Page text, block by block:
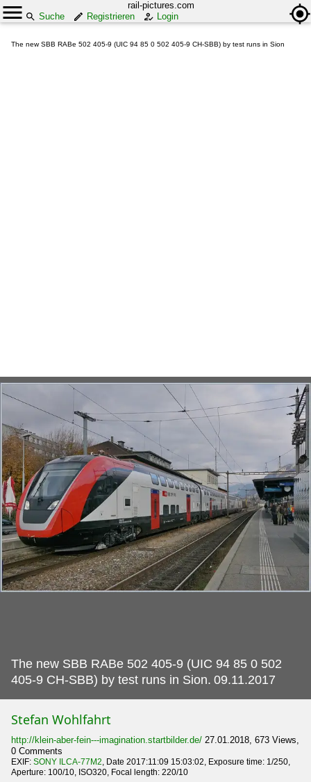
rail-pictures.com
Suche
Registrieren Login
The new SBB RABe 502 405-9 (UIC 94 85 0 502 405-9 CH-SBB) by test runs in Sion
The new SBB RABe 502 405-9 (UIC 94 85 0 502
405-9 CH-SBB) by test runs in Sion. 09.11.2017
Stefan Wohlfahrt
http://klein-aber-fein---imagination.startbilder.de/ 27.01.2018, 673 Views,
0 Comments
EXIF: SONY ILCA-77M2 , Date 2017:11:09 15:03:02, Exposure time: 1/250,
Aperture: 100/10, ISO320, Focal length: 220/10